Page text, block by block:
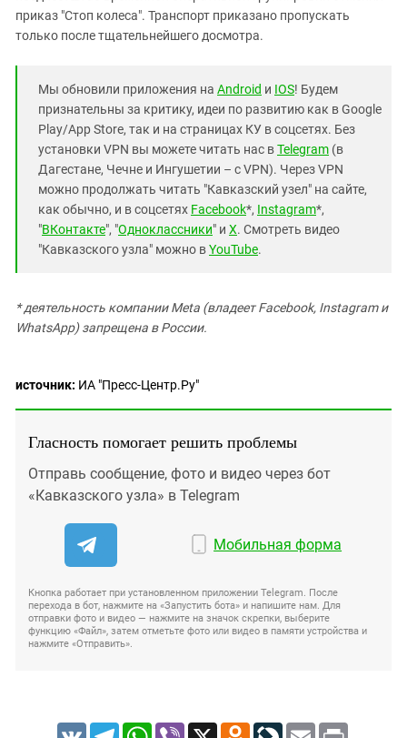
приказ "Стоп колеса". Транспорт приказано пропускать
только после тщательнейшего досмотра.
Мы обновили приложения на Android и IOS! Будем
признательны за критику, идеи по развитию как в Google
Play/App Store, так и на страницах КУ в соцсетях. Без
установки VPN вы можете читать нас вTelegram (в
Дагестане, Чечне и Ингушетии – с VPN). Через VPN
можно продолжать читать "Кавказский узел" на сайте,
как обычно, и в соцсетях Facebook*, Instagram*,
"ВКонтакте", "Одноклассники" и X. Смотреть видео
"Кавказского узла" можно вYouTube.
* деятельность компании Meta (владеет Facebook, Instagram и
WhatsApp) запрещена в России.
источник: ИА "Пресс-Центр.Ру"
Гласность помогает решить проблемы
Отправь сообщение, фото и видео через бот
«Кавказского узла» в Telegram
Мобильная форма
Кнопка работает при установленном приложении Telegram. После
перехода в бот, нажмите на «Запустить бота» и напишите нам. Для
отправки фото и видео — нажмите на значок скрепки, выберите
функцию «Файл», затем отметьте фото или видео в памяти устройства и
нажмите «Отправить».
VK TelegramWhatsApp
Viber X Odnoklassniki
LiveJournal
Email Print